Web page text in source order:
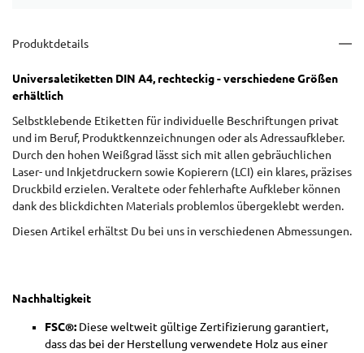
Produktdetails
Universaletiketten DIN A4, rechteckig - verschiedene Größen
erhältlich
Selbstklebende Etiketten für individuelle Beschriftungen privat
und im Beruf, Produktkennzeichnungen oder als Adressaufkleber.
Durch den hohen Weißgrad lässt sich mit allen gebräuchlichen
Laser- und Inkjetdruckern sowie Kopierern (LCI) ein klares, präzises
Druckbild erzielen. Veraltete oder fehlerhafte Aufkleber können
dank des blickdichten Materials problemlos übergeklebt werden.
Diesen Artikel erhältst Du bei uns in verschiedenen Abmessungen.
Nachhaltigkeit
FSC®: Diese weltweit gültige Zertifizierung garantiert,
dass das bei der Herstellung verwendete Holz aus einer